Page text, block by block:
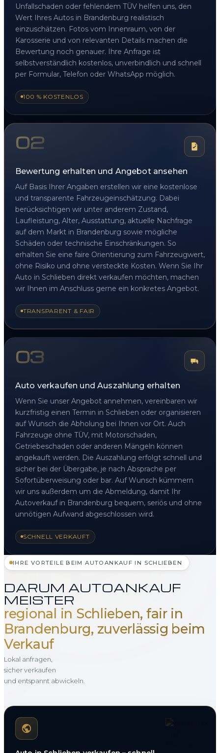
Unfallschaden oder fehlendem TÜV helfen uns, den
Wert Ihres Autos in Brandenburg realistisch
einzuschätzen. Fotos vom Innenraum, von der
Karosserie und von relevanten Details machen die
Bewertung noch genauer. Ihre Anfrage ist
selbstverständlich kostenlos, unverbindlich und schnell
per Formular, Telefon oder WhatsApp möglich.
100 % KOSTENLOS
02
Bewertung erhalten und Angebot ansehen
Auf Basis Ihrer Angaben erstellen wir eine kostenlose
und transparente Fahrzeugeinschätzung. Dabei
berücksichtigen wir unter anderem Zustand,
Laufleistung, Alter, Ausstattung, aktuelle Nachfrage
auf dem Markt in Brandenburg sowie mögliche
Schäden oder technische Einschränkungen. So
erhalten Sie eine faire Orientierung zum Fahrzeugwert,
ohne Risiko und ohne versteckte Kosten. Wenn Sie Ihr
Auto in Schlieben direkt verkaufen möchten, machen
wir Ihnen im Anschluss gerne ein konkretes Angebot.
TRANSPARENT & FAIR
03
Auto verkaufen und Auszahlung erhalten
Wenn Sie unser Angebot annehmen, vereinbaren wir
kurzfristig einen Termin in Schlieben oder organisieren
auf Wunsch die Abholung bei Ihnen vor Ort. Auch
Fahrzeuge ohne TÜV, mit Motorschaden,
Getriebeschaden oder anderen Mängeln können
angekauft werden. Die Auszahlung erfolgt schnell und
sicher bei der Übergabe, je nach Absprache per
Sofortüberweisung oder bar. Auf Wunsch kümmern
wir uns außerdem um die Abmeldung, damit Ihr
Autoverkauf in Brandenburg bequem, seriös und ohne
unnötigen Aufwand abgeschlossen wird.
SCHNELL VERKAUFT
IHRE VORTEILE BEIM AUTOANKAUF IN SCHLIEBEN
DARUM AUTOANKAUF
MEISTER
regional in Schlieben, fair in
Brandenburg, zuverlässig beim
Verkauf
Lokal anfragen,
sicher verkaufen
und entspannt abwickeln.